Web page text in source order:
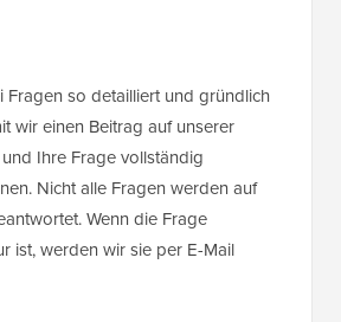
Fragen so detailliert und gründlich
wir einen Beitrag auf unserer
Ihre Frage vollständig
Nicht alle Fragen werden auf
Wenn die Frage
ist, werden wir sie per E-Mail